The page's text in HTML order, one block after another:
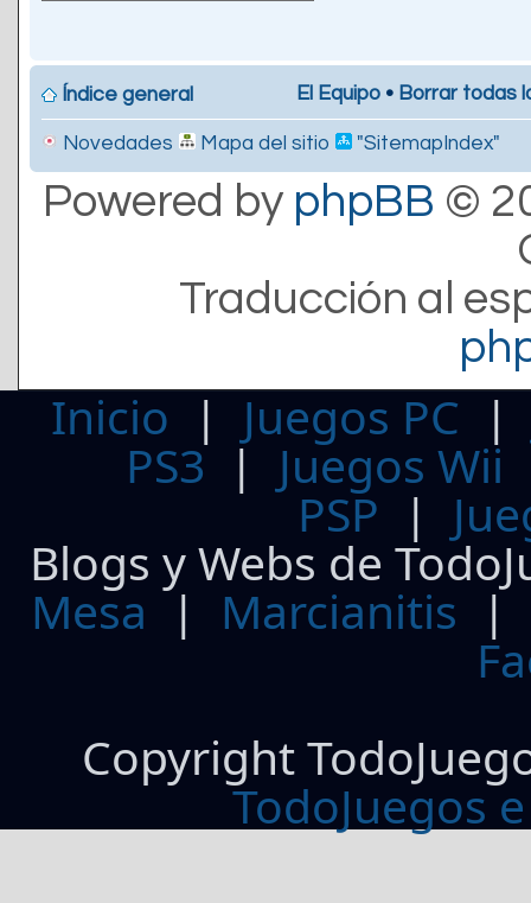
Índice general El Equipo • Borrar todas
Novedades Mapa del sitio "SitemapIndex"
Powered by phpBB ©
Traducción al
Inicio | Juegos PC
PS3| Juegos Wii
PSP |
Blogs y Webs de
Mesa | Marcianitis |
Copyright
TodoJuegos